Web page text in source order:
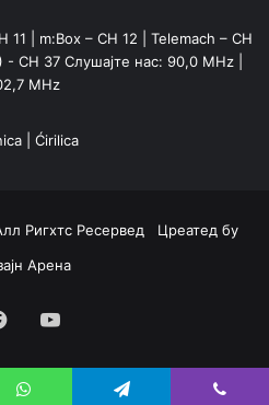
11 | m:Box – CH 12 | Telemach – CH
CH 37 Слушајте нас: 90,0 MHz |
MHz
| Ćirilica
Ригхтс Ресервед Цреатед бy
Арена
Facebook